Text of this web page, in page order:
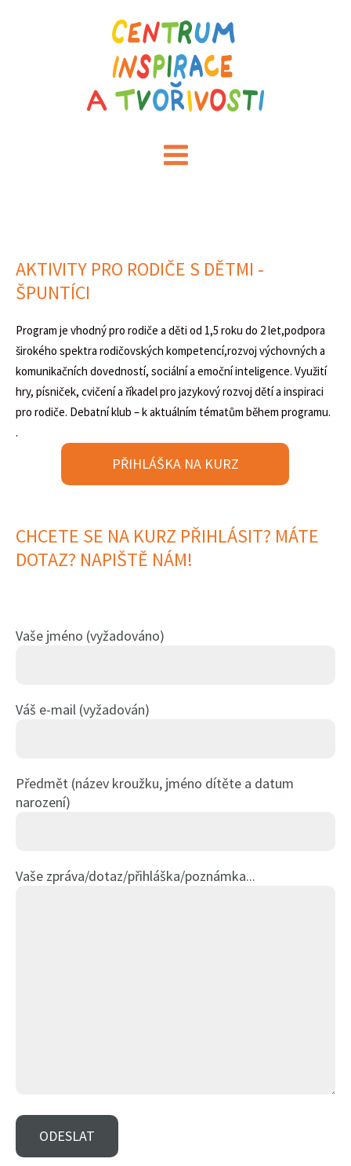
AKTIVITY PRO RODIČE S DĚTMI -
ŠPUNTÍCI
Program je vhodný pro rodiče a děti od 1,5 roku do 2 let,podpora
širokého spektra rodičovských kompetencí,rozvoj výchovných a
komunikačních dovedností, sociální a emoční inteligence. Využití
hry, písniček, cvičení a říkadel pro jazykový rozvoj dětí a inspiraci
pro rodiče. Debatní klub – k aktuálním tématům během programu.
.
PŘIHLÁŠKA NA KURZ
CHCETE SE NA KURZ PŘIHLÁSIT? MÁTE
DOTAZ? NAPIŠTĚ NÁM!
Vaše jméno (vyžadováno)
Váš e-mail (vyžadován)
Předmět (název kroužku, jméno dítěte a datum
narození)
Vaše zpráva/dotaz/přihláška/poznámka...